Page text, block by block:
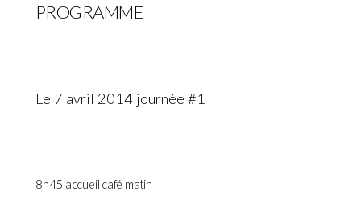
PROGRAMME
Le 7 avril 2014 journée #1
8h45 accueil café matin